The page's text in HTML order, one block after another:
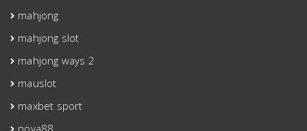
mahjong
mahjong slot
mahjong ways 2
mauslot
maxbet sport
nova88